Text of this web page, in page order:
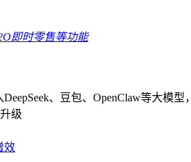
即时零售等功能
、豆包、OpenClaw等大模型，
级
效